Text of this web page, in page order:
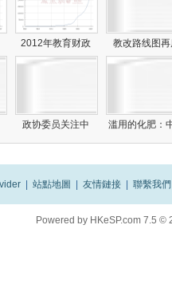
2012年教育财政 教改路线图
政协委员关注中 滥用的化肥：
站點地圖 友情鏈接 聯繫我們
Powered by HKeSP.com 7.5 ©